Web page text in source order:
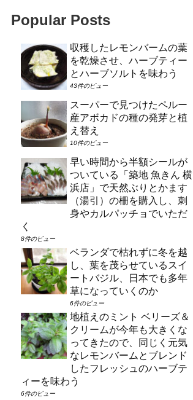
Popular Posts
収穫したレモンバームの葉
を乾燥させ、ハーブティー
とハーブソルトを味わう
43件のビュー
スーパーで見つけたペルー
産アボカドの種の発芽と植
え替え
10件のビュー
早い時間から半額シールが
ついている「築地 魚きん 横
浜店」で天然ぶりとかます
（湯引）の柵を購入し、刺
身やカルパッチョでいただ
く
8件のビュー
ベランダで枯れずに冬を越
し、葉を茂らせているスイ
ートバジル、日本でも多年
草になっていくのか
6件のビュー
地植えのミント ベリーズ＆
クリームが今年も大きくな
ってきたので、同じく元気
なレモンバームとブレンド
したフレッシュのハーブテ
ィーを味わう
6件のビュー